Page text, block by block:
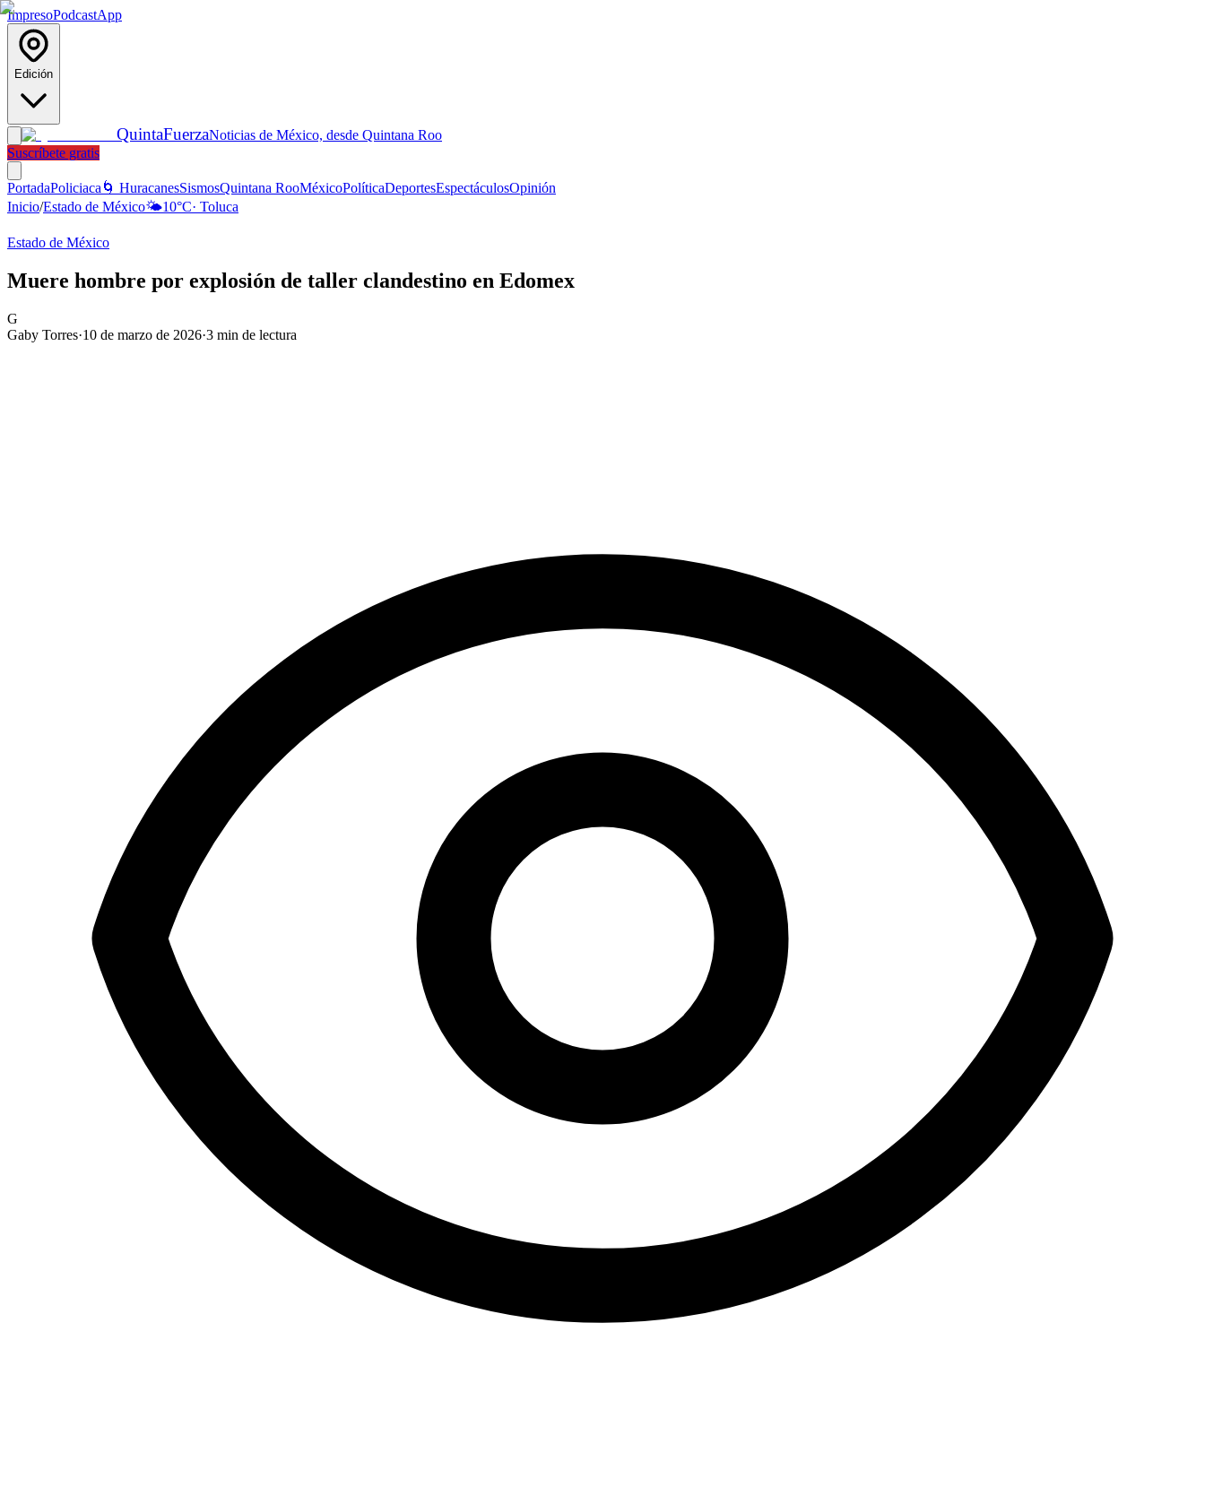
ImpresoPodcastApp
Edición
QuintaFuerzaNoticias de México, desde Quintana Roo
Suscríbete gratis
PortadaPoliciaca 🌀 HuracanesSismosQuintana RooMéxicoPolíticaDeportesEspectáculosOpinión
Inicio/Estado de México🌤️10°C· Toluca
Estado de México
Muere hombre por explosión de taller clandestino en Edomex
G
Gaby Torres·10 de marzo de 2026·3 min de lectura